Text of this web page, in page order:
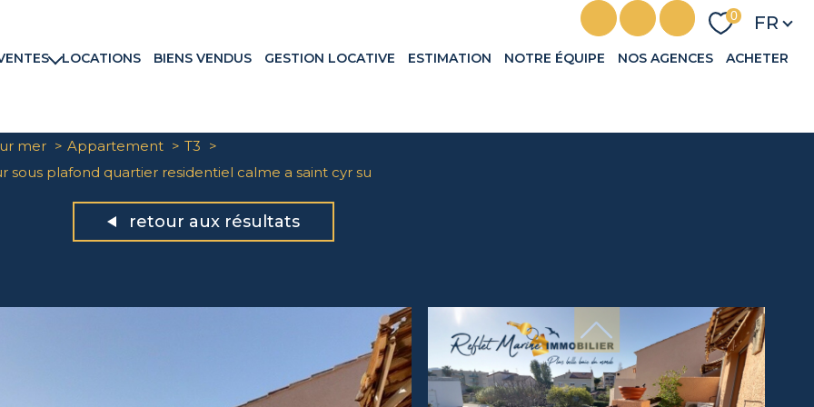
0 FR
commerciaux
LOCATIONS BIENS VENDUS GESTION LOCATIVE ESTIMATION NOTRE ÉQUIPE NOS AGENCES ACHETER
mer Appartement
T3
plafond quartier residentiel calme a saint cyr su
retour aux résultats